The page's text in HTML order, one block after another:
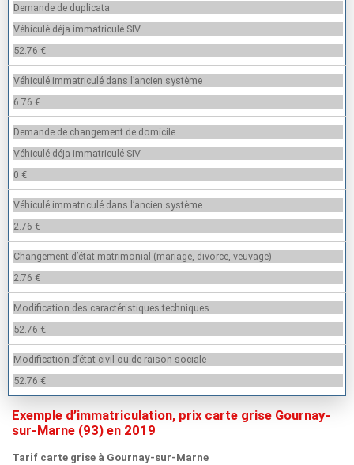
Demande de duplicata
Véhiculé déja immatriculé SIV
52.76 €
Véhiculé immatriculé dans l’ancien système
6.76 €
Demande de changement de domicile
Véhiculé déja immatriculé SIV
0 €
Véhiculé immatriculé dans l’ancien système
2.76 €
Changement d’état matrimonial (mariage, divorce, veuvage)
2.76 €
Modification des caractéristiques techniques
52.76 €
Modification d’état civil ou de raison sociale
52.76 €
Exemple d’immatriculation, prix carte grise Gournay-
sur-Marne (93) en 2019
Tarif carte grise à Gournay-sur-Marne